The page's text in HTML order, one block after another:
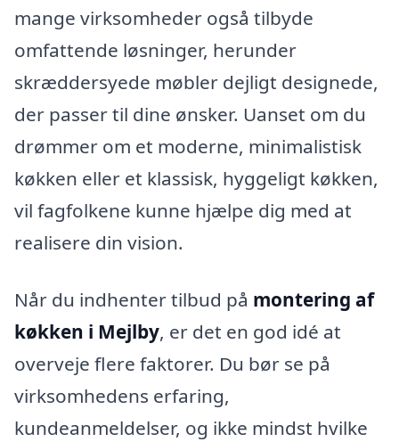
mange virksomheder også tilbyde
omfattende løsninger, herunder
skræddersyede møbler dejligt designede,
der passer til dine ønsker. Uanset om du
drømmer om et moderne, minimalistisk
køkken eller et klassisk, hyggeligt køkken,
vil fagfolkene kunne hjælpe dig med at
realisere din vision.
Når du indhenter tilbud på montering af
køkken i Mejlby, er det en god idé at
overveje flere faktorer. Du bør se på
virksomhedens erfaring,
kundeanmeldelser, og ikke mindst hvilke